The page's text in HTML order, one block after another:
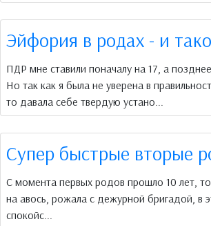
Эйфория в родах - и
ПДР мне ставили поначалу на 17, а
Но так как я была не уверена в
то давала себе твердую устано...
Супер быстрые вторые
С момента первых родов прошло 10 лет,
на авось, рожала с дежурной бригадой, в
спокойс...